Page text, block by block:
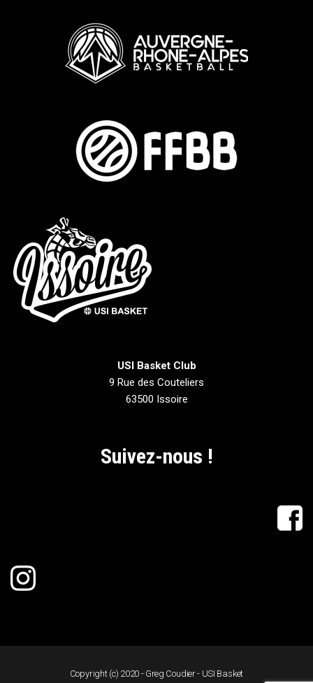
USI Basket Club
9 Rue des Couteliers
63500 Issoire
Suivez-nous !
Copyright (c) 2020 - Greg Coudier - USI Basket